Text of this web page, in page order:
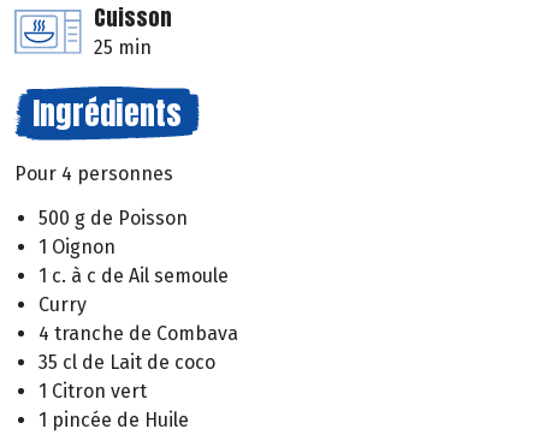
Cuisson
25 min
Ingrédients
Pour 4 personnes
500 g de Poisson
1 Oignon
1 c. à c de Ail semoule
Curry
4 tranche de Combava
35 cl de Lait de coco
1 Citron vert
1 pincée de Huile